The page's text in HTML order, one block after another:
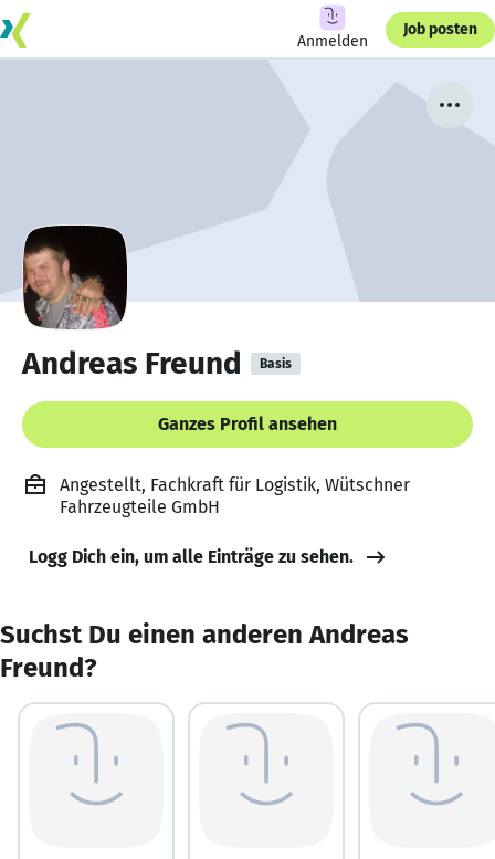
Anmelden
Job posten
Andreas Freund Basis
Ganzes Profil ansehen
Angestellt, Fachkraft für Logistik, Wütschner
Fahrzeugteile GmbH
Logg Dich ein, um alle Einträge zu sehen.
Suchst Du einen anderen Andreas
Freund?